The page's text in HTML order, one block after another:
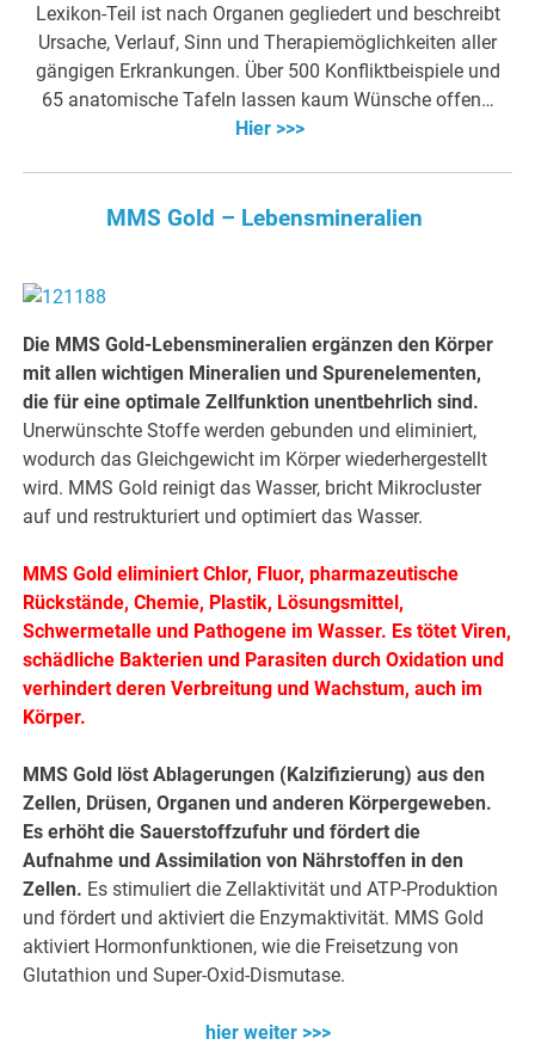
Lexikon-Teil ist nach Organen gegliedert und beschreibt
Ursache, Verlauf, Sinn und Therapiemöglichkeiten aller
gängigen Erkrankungen. Über 500 Konfliktbeispiele und
65 anatomische Tafeln lassen kaum Wünsche offen…
Hier >>>
MMS Gold – Lebensmineralien
Die MMS Gold-Lebensmineralien ergänzen den Körper
mit allen wichtigen Mineralien und Spurenelementen,
die für eine optimale Zellfunktion unentbehrlich sind.
Unerwünschte Stoffe werden gebunden und eliminiert,
wodurch das Gleichgewicht im Körper wiederhergestellt
wird. MMS Gold reinigt das Wasser, bricht Mikrocluster
auf und restrukturiert und optimiert das Wasser.
MMS Gold eliminiert Chlor, Fluor, pharmazeutische
Rückstände, Chemie, Plastik, Lösungsmittel,
Schwermetalle und Pathogene im Wasser. Es tötet Viren,
schädliche Bakterien und Parasiten durch Oxidation und
verhindert deren Verbreitung und Wachstum, auch im
Körper.
MMS Gold löst Ablagerungen (Kalzifizierung) aus den
Zellen, Drüsen, Organen und anderen Körpergeweben.
Es erhöht die Sauerstoffzufuhr und fördert die
Aufnahme und Assimilation von Nährstoffen in den
Zellen. Es stimuliert die Zellaktivität und ATP-Produktion
und fördert und aktiviert die Enzymaktivität. MMS Gold
aktiviert Hormonfunktionen, wie die Freisetzung von
Glutathion und Super-Oxid-Dismutase.
hier weiter >>>